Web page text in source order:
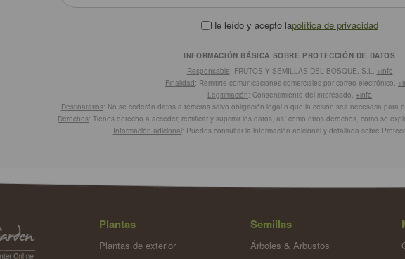
He leído y acepto lapolítica de privacidad
INFORMACIÓN BÁSICA SOBRE PROTECCIÓN DE DATOS
Responsable: FRUTOS Y SEMILLAS DEL BOSQUE, S.L. +info
Finalidad: Remitirte comunicaciones comerciales por correo electrónico.
Legitimación: Consentimiento del interesado. +info
Destinatarios: No se cederán datos a terceros salvo obligación legal o que la cesión sea necesaria para
Derechos: Tienes derecho a acceder, rectificar y suprimir los datos, así como otros derechos, como se
Información adicional: Puedes consultar la información adicional y detallada sobre
Plantas
Plantas de exterior
Semillas
Árboles & Arbustos